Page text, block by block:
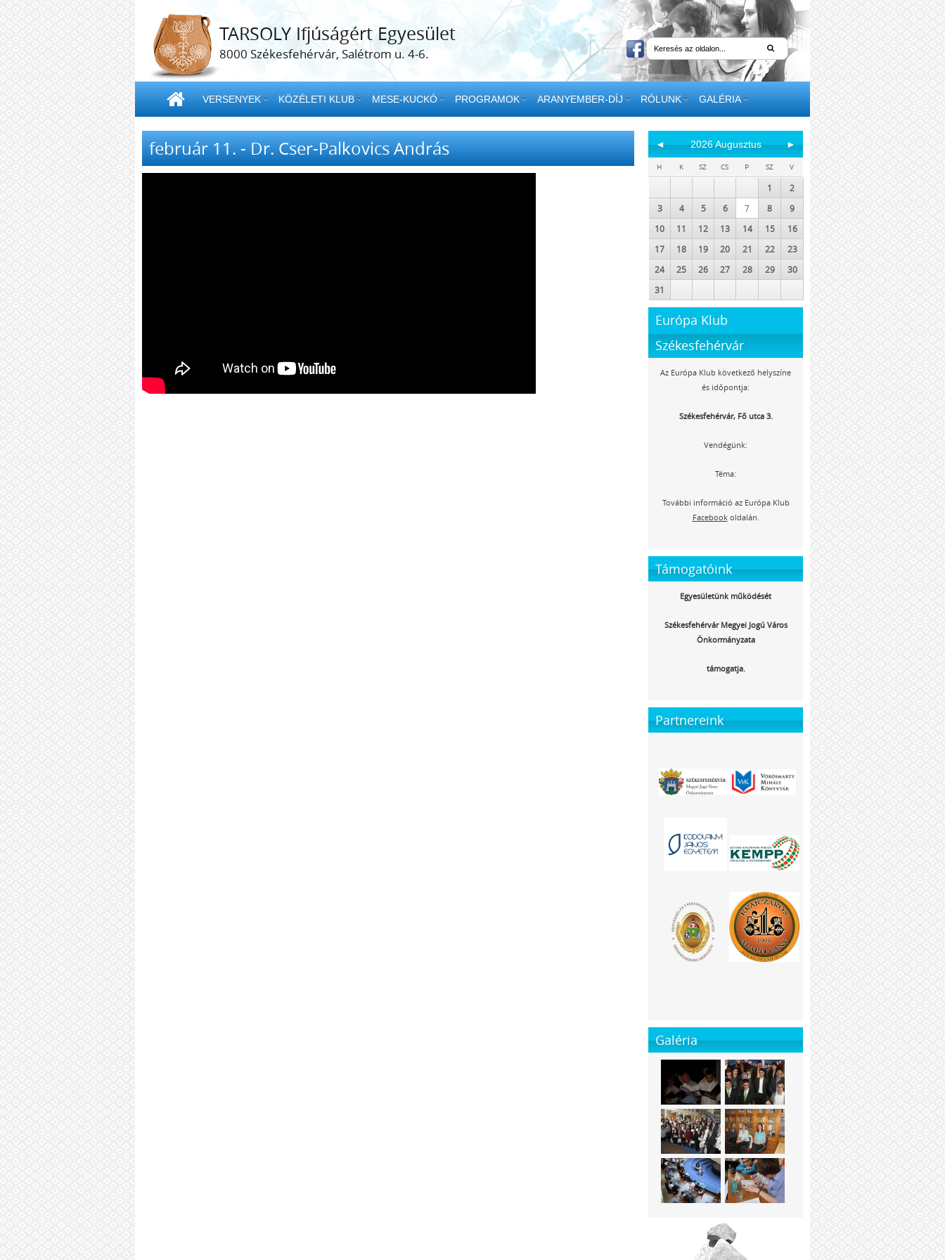
TARSOLY Ifjúságért Egyesület
8000 Székesfehérvár, Salétrom u. 4-6.
VERSENYEK KÖZÉLETI KLUB MESE-KUCKÓ PROGRAMOK ARANYEMBER-DÍJ RÓLUNK GALÉRIA
február 11. - Dr. Cser-Palkovics András ◄ 2026 Augusztus ►
H K SZ CS P SZ V
1
2
3
4 5 6 7 8
9
10
11 12 13 14 15
16
17
18 19 20 21 22
23
24
25 26 27 28 29
30
31
Európa Klub
Székesfehérvár
Az Európa Klub következő helyszíne
és időpontja:
Székesfehérvár, Fő utca 3.
Vendégünk:
Téma:
További információ az Európa Klub
Facebookoldalán.
Támogatóink
Egyesületünk működését
Székesfehérvár Megyei Jogú Város
Önkormányzata
támogatja.
Partnereink
Galéria